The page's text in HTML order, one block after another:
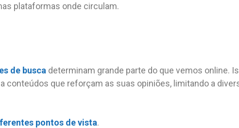
plataformas onde circulam.
de busca determinam grande parte do que vemos online.
conteúdos que reforçam as suas opiniões, limitando a
pontos de vista.